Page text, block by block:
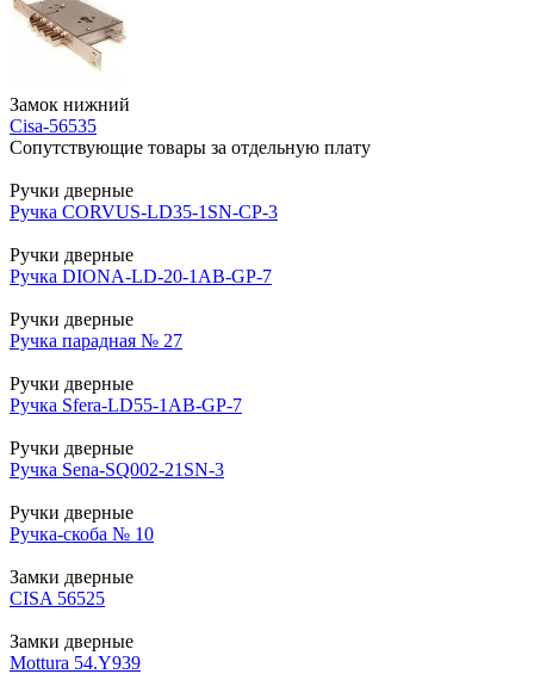
Замок нижний
Cisa-56535
Сопутствующие товары за отдельную плату
Ручки дверные
Ручка CORVUS-LD35-1SN-CP-3
Ручки дверные
Ручка DIONA-LD-20-1AB-GP-7
Ручки дверные
Ручка парадная № 27
Ручки дверные
Ручка Sfera-LD55-1AB-GP-7
Ручки дверные
Ручка Sena-SQ002-21SN-3
Ручки дверные
Ручка-скоба № 10
Замки дверные
CISA 56525
Замки дверные
Mottura 54.Y939